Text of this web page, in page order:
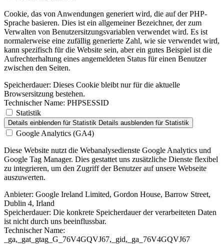
Cookie, das von Anwendungen generiert wird, die auf der PHP-
Sprache basieren. Dies ist ein allgemeiner Bezeichner, der zum
Verwalten von Benutzersitzungsvariablen verwendet wird. Es ist
normalerweise eine zufällig generierte Zahl, wie sie verwendet wird,
kann spezifisch für die Website sein, aber ein gutes Beispiel ist die
Aufrechterhaltung eines angemeldeten Status für einen Benutzer
zwischen den Seiten.
Speicherdauer: Dieses Cookie bleibt nur für die aktuelle
Browsersitzung bestehen.
Technischer Name: PHPSESSID
Statistik
Details einblenden für Statistik Details ausblenden für Statistik
Google Analytics (GA4)
Diese Website nutzt die Webanalysedienste Google Analytics und
Google Tag Manager. Dies gestattet uns zusätzliche Dienste flexibel
zu integrieren, um den Zugriff der Benutzer auf unsere Webseite
auszuwerten.
Anbieter: Google Ireland Limited, Gordon House, Barrow Street,
Dublin 4, Irland
Speicherdauer: Die konkrete Speicherdauer der verarbeiteten Daten
ist nicht durch uns beeinflussbar.
Technischer Name:
_ga,_gat_gtag_G_76V4GQVJ67,_gid,_ga_76V4GQVJ67